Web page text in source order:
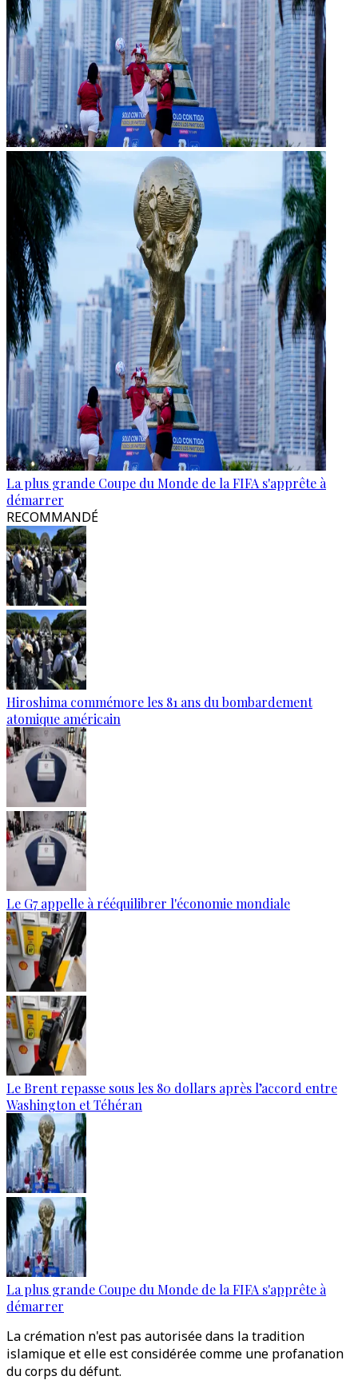
La plus grande Coupe du Monde de la FIFA s'apprête à
démarrer
RECOMMANDÉ
Hiroshima commémore les 81 ans du bombardement
atomique américain
Le G7 appelle à rééquilibrer l'économie mondiale
Le Brent repasse sous les 80 dollars après l’accord entre
Washington et Téhéran
La plus grande Coupe du Monde de la FIFA s'apprête à
démarrer
La crémation n'est pas autorisée dans la tradition
islamique et elle est considérée comme une profanation
du corps du défunt.